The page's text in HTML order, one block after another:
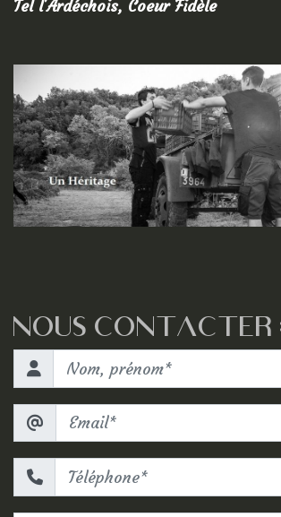
Tel l'Ardéchois, Coeur Fidèle
NOUS CONTACTER